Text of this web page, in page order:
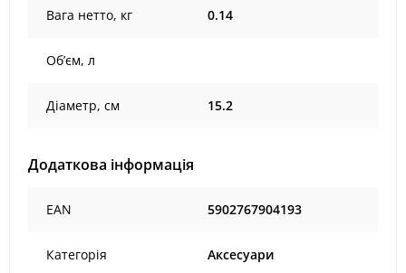
Вага нетто, кг 0.14
Об’єм, л
Діаметр, см 15.2
Додаткова інформація
EAN 5902767904193
Категорія Аксесуари